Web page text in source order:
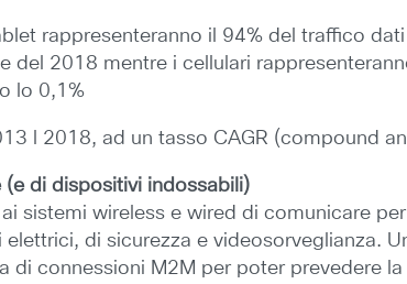
rappresenteranno il 94% del traffico
2018 mentre i cellulari
lo 0,1%
l 2018, ad un tasso CAGR (compound
di dispositivi indossabili)
sistemi wireless e wired di comunicare
di sicurezza e videosorveglianza.
di connessioni M2M per poter prevedere